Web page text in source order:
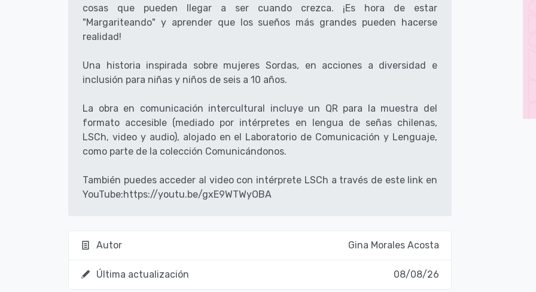
cosas que pueden llegar a ser cuando crezca. ¡Es hora de estar
"Margariteando" y aprender que los sueños más grandes pueden hacerse
realidad!
Una historia inspirada sobre mujeres Sordas, en acciones a diversidad e
inclusión para niñas y niños de seis a 10 años.
La obra en comunicación intercultural incluye un QR para la muestra del
formato accesible (mediado por intérpretes en lengua de señas chilenas,
LSCh, video y audio), alojado en el Laboratorio de Comunicación y Lenguaje,
como parte de la colección Comunicándonos.
También puedes acceder al video con intérprete LSCh a través de este link en
YouTube:https://youtu.be/gxE9WTWyOBA
Autor Gina Morales Acosta
Última actualización 08/08/26